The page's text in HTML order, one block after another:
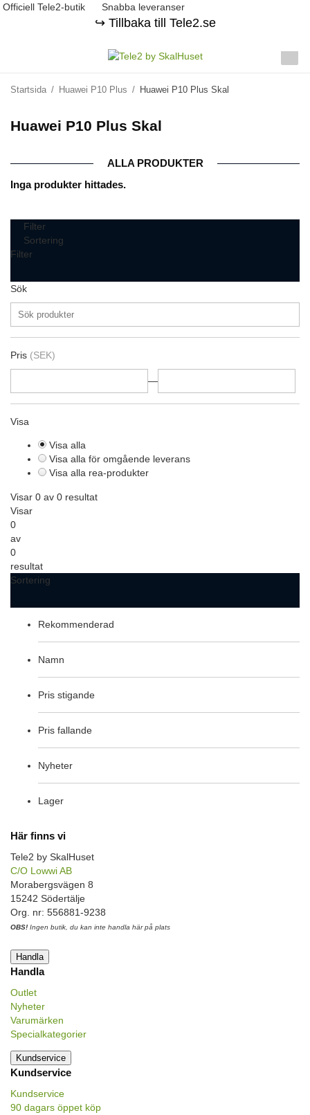
Officiell Tele2-butik Snabba leveranser
↪️ Tillbaka till Tele2.se
Startsida / Huawei P10 Plus / Huawei P10 Plus Skal
Huawei P10 Plus Skal
ALLA PRODUKTER
Inga produkter hittades.
Filter
Sortering
Filter
Sök
Pris (SEK)
—
Visa
Visa alla
Visa alla för omgående leverans
Visa alla rea-produkter
Visar 0 av 0 resultat
Visar
0
av
0
resultat
Sortering
Rekommenderad
Namn
Pris stigande
Pris fallande
Nyheter
Lager
Här finns vi
Tele2 by SkalHuset
C/O Lowwi AB
Morabergsvägen 8
15242 Södertälje
Org. nr: 556881-9238
OBS! Ingen butik, du kan inte handla här på plats
Handla
Handla
Outlet
Nyheter
Varumärken
Specialkategorier
Kundservice
Kundservice
Kundservice
90 dagars öppet köp